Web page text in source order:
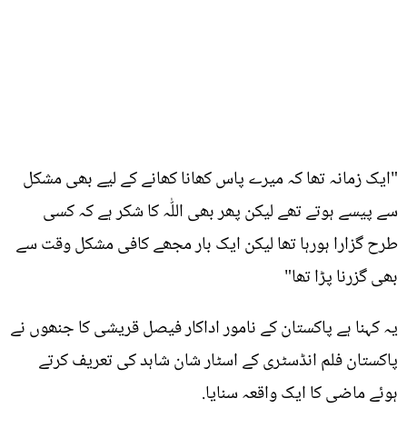
"ایک زمانہ تھا کہ میرے پاس کھانا کھانے کے لیے بھی مشکل
سے پیسے ہوتے تھے لیکن پھر بھی اللّٰہ کا شکر ہے کہ کسی
طرح گزارا ہورہا تھا لیکن ایک بار مجھے کافی مشکل وقت سے
بھی گزرنا پڑا تھا"
یہ کہنا ہے پاکستان کے نامور اداکار فیصل قریشی کا جنھوں نے
پاکستان فلم انڈسٹری کے اسٹار شان شاہد کی تعریف کرتے
ہوئے ماضی کا ایک واقعہ سنایا.